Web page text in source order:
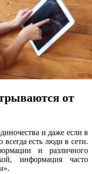
от
и даже если в
есть люди в сети.
и различного
информация часто